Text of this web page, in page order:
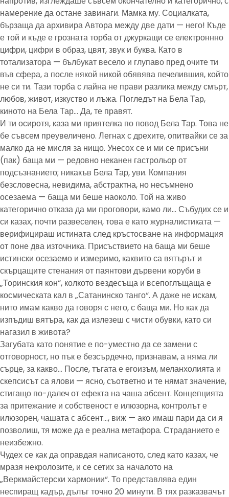
намерение да остане завинаги. Мамка му. Социалката,
бързаща да архивира Автора между две дати — него! Къде
е той и къде е грозната торба от джуркащи се електроннно
цифри, цифри в образ, цвят, звук и буква. Като в
тотализатора — бълбукат весело и глупаво пред очите ти
във сфера, а после някой никой обявява печелившия, който
не си ти. Тази торба с лайна не прави разлика между смърт,
любов, живот, изкуство и лъжа. Погледът на Бела Тар,
киното на Бела Тар… Да, те правят.
И ти осиротя, каза ми приятелка по повод Бела Тар. Това не
бе съвсем преувеличено. Легнах с дрехите, опитвайки се за
малко да не мисля за нищо. Унесох се и ми се присъни
(пак) баща ми — редовно неканен гастрольор от
подсъзнанието; никакъв Бела Тар, уви. Компания
безсловесна, невидима, абстрактна, но несъмнено
осезаема — баща ми беше наоколо. Той на живо
категорично отказа да ми проговори, камо ли… Събудих се и
си казах, почти развеселен, това е като журналистиката —
верифицираш истината след кръстосване на информация
от поне два източника. Присъствието на баща ми беше
истински осезаемо и измеримо, каквито са вятърът и
скърцащите стенания от паянтови дървени коруби в
„Торинския кон“, колкото вездесъща и всепоглъщаща е
космическата кал в „Сатанинско танго“. А даже не искам,
нито имам какво да говоря с него, с баща ми. Но как да
изпъдиш вятъра, как да излезеш с чисти обувки, като си
нагазил в живота?
Загубата като понятие е по-уместно да се замени с
отговорност, но пък е безсърдечно, признавам, а няма ли
сърце, за какво… После, тъгата е егоизъм, меланхолията и
скепсисът са ялови — ясно, съответно и те нямат значение,
стигащо по-далеч от ефекта на чаша абсент. Концепцията
за притежание и собственост е илюзорна, контролът е
илюзорен, чашата с абсент…, виж — ако имаш пари да си я
позволиш, тя може да е реална метафора. Страданието е
неизбежно.
Чудех се как да оправдая написаното, след като казах, че
мразя некролозите, и се сетих за началото на
„Веркмайстерски хармонии“. То представлява един
неспиращ кадър, дълъг точно 20 минути. В тях разказвачът